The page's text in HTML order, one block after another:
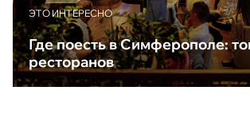
ЭТО ИНТЕРЕСНО
Где поесть в Симферополе:
ресторанов